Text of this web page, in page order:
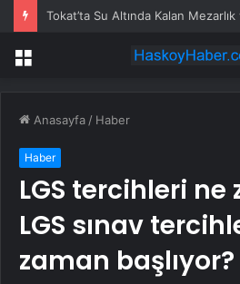
Tokat’ta Su Altında Kalan
Menü
Anasayfa / Haber
Haber
LGS tercihleri ​​ne
LGS sınav
zaman başlıyor?